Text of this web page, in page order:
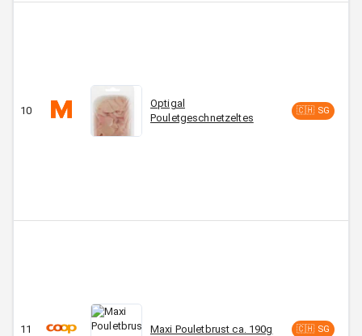
10
Optigal
Pouletgeschnetzeltes
🇨🇭 SG
11 Maxi Pouletbrust ca. 190g 🇨🇭 SG